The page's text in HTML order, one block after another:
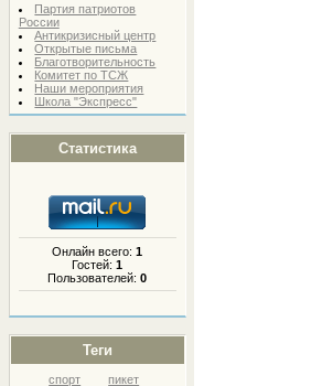
Партия патриотов
России
Антикризисный центр
Открытые письма
Благотворительность
Комитет по ТСЖ
Наши мероприятия
Школа "Экспресс"
Статистика
Онлайн всего:1
Гостей:1
Пользователей:0
Теги
спорт пикет